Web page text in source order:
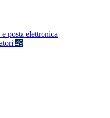
posta elettronica
49